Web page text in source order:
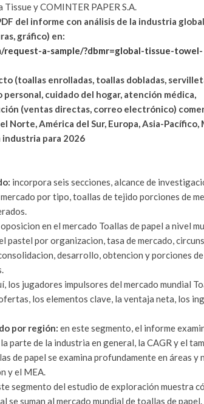
y COMINTER PAPER S.A.
del informe con análisis de la industria
gráfico) en:
a-sample/?dbmr=global-tissue-towel-
(toallas enrolladas, toallas dobladas,
cuidado del hogar, atención médica,
(ventas directas, correo electrónico)
Norte, América del Sur, Europa, Asia-Pacífico,
para 2026
incorpora seis secciones, alcance de
por tipo, toallas de tejido porciones de
en el mercado Toallas de papel a nivel
pastel por organizacion, tasa de mercado,
desarrollo, obtencion y porciones
los jugadores impulsores del mercado mundial
los elementos clave, la ventaja neta, los
por región: en este segmento, el informe
parte de la industria en general, la CAGR y el
de papel se examina profundamente en áreas y
y el MEA.
segmento del estudio de exploración muestra
suman al mercado mundial de toallas de papel.